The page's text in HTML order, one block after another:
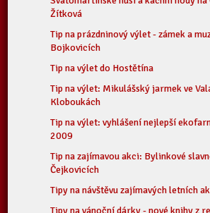
Žítková
Tip na prázdninový výlet - zámek a
Bojkovicích
Tip na výlet do Hostětína
Tip na výlet: Mikulášský jarmek ve
Kloboukách
Tip na výlet: vyhlášení nejlepší
2009
Tip na zajímavou akci: Bylinkové
Čejkovicích
Tipy na návštěvu zajímavých letních
Tipy na vánoční dárky - nové knihy z